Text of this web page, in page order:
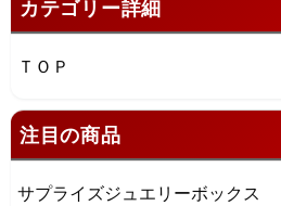
カテゴリー詳細
ＴＯＰ
注目の商品
サプライズジュエリーボックス